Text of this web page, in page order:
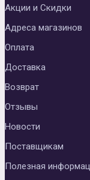
Акции и Скидки
Адреса магазинов
Оплата
Доставка
Возврат
Отзывы
Новости
Поставщикам
Полезная